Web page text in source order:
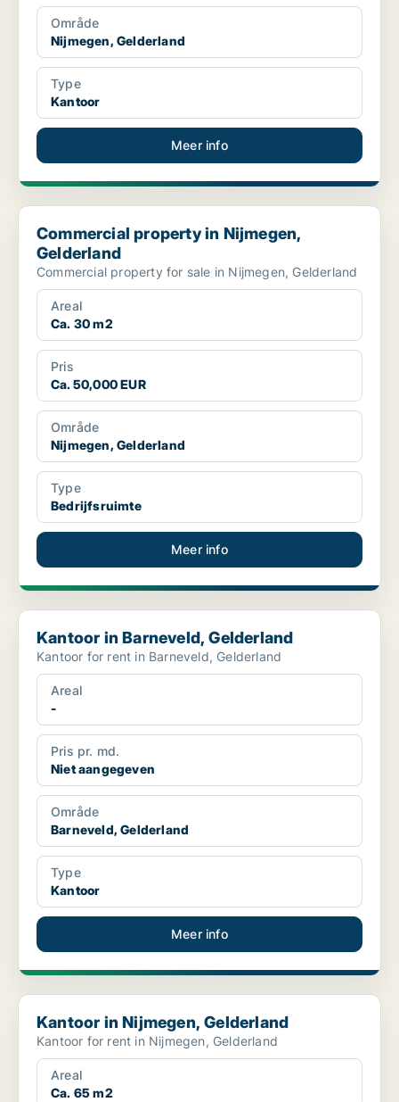
Område
Nijmegen, Gelderland
Type
Kantoor
Meer info
Commercial property in Nijmegen, Gelderland
Commercial property in Nijmegen,
Gelderland
Commercial property for sale in Nijmegen, Gelderland
Areal
Ca. 30 m2
Pris
Ca. 50,000 EUR
Område
Nijmegen, Gelderland
Type
Bedrijfsruimte
Meer info
Kantoor in Barneveld, Gelderland
Kantoor in Barneveld, Gelderland
Kantoor for rent in Barneveld, Gelderland
Areal
-
Pris pr. md.
Niet aangegeven
Område
Barneveld, Gelderland
Type
Kantoor
Meer info
Kantoor in Nijmegen, Gelderland
Kantoor in Nijmegen, Gelderland
Kantoor for rent in Nijmegen, Gelderland
Areal
Ca. 65 m2